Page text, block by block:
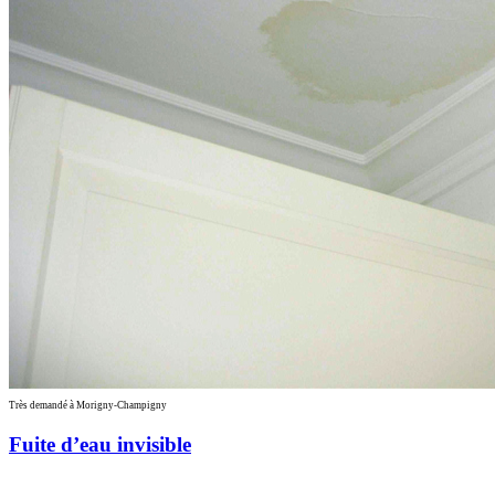
Très demandé à Morigny-Champigny
Fuite d’eau invisible